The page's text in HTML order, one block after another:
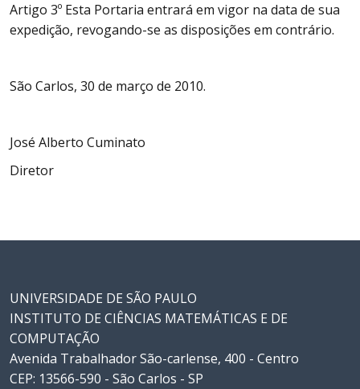
Artigo 3º Esta Portaria entrará em vigor na data de sua
expedição, revogando-se as disposições em contrário.
São Carlos, 30 de março de 2010.
José Alberto Cuminato
Diretor
UNIVERSIDADE DE SÃO PAULO
INSTITUTO DE CIÊNCIAS MATEMÁTICAS E DE
COMPUTAÇÃO
Avenida Trabalhador São-carlense, 400 - Centro
CEP: 13566-590 - São Carlos - SP